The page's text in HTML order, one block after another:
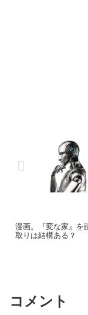
漫画。『変な家』を
取りは結構ある？
コメント